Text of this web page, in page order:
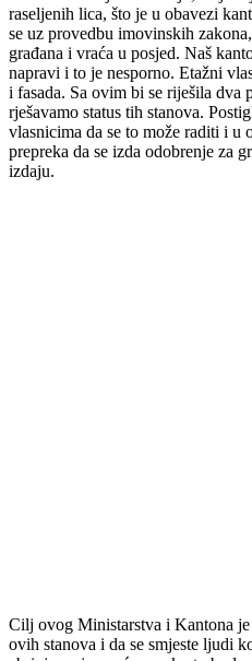
– Ovi stanovi su pravljeni su
obezbijedila svim kantonima za
fonda u samo jednom cilju,
raseljenih lica, što je u obavezi
se uz provedbu imovinskih
građana i vraća u posjed. Naš
napravi i to je nesporno. Etažni
i fasada. Sa ovim bi se riješila dva
rješavamo status tih stanova.